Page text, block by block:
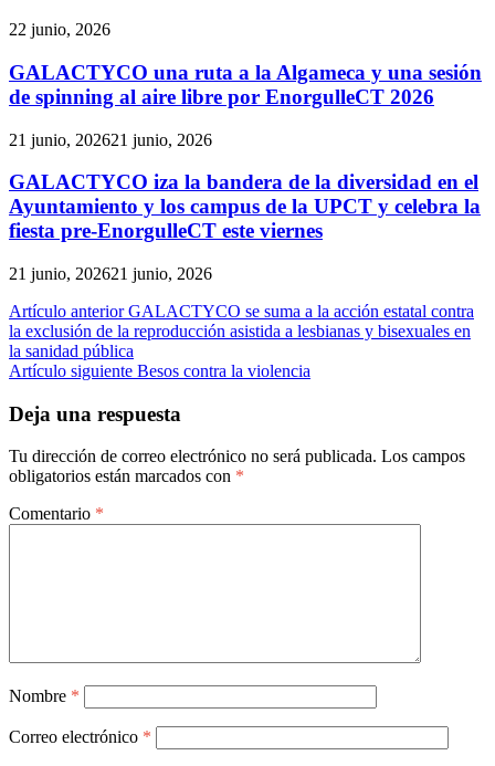
22 junio, 2026
GALACTYCO una ruta a la Algameca y una sesión
de spinning al aire libre por EnorgulleCT 2026
21 junio, 202621 junio, 2026
GALACTYCO iza la bandera de la diversidad en el
Ayuntamiento y los campus de la UPCT y celebra la
fiesta pre-EnorgulleCT este viernes
21 junio, 202621 junio, 2026
Navegación
de
entradas
Artículo anterior GALACTYCO se suma a la acción estatal contra
la exclusión de la reproducción asistida a lesbianas y bisexuales en
la sanidad pública
Artículo siguiente Besos contra la violencia
Deja una respuesta
Tu dirección de correo electrónico no será publicada. Los campos
obligatorios están marcados con *
Comentario *
Nombre *
Correo electrónico *